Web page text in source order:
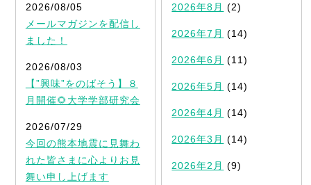
2026/08/05
メールマガジンを配信し
ました！
2026/08/03
【”興味”をのばそう】８
月開催🌻大学学部研究会
2026/07/29
今回の熊本地震に見舞わ
れた皆さまに心よりお見
舞い申し上げます
2026年8月 (2)
2026年7月 (14)
2026年6月 (11)
2026年5月 (14)
2026年4月 (14)
2026年3月 (14)
2026年2月 (9)